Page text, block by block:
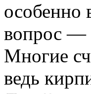
особенно
вопрос —
Многие
ведь